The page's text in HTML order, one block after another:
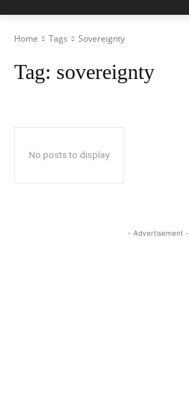
Home Tags Sovereignty
Tag: sovereignty
No posts to display
- Advertisement -